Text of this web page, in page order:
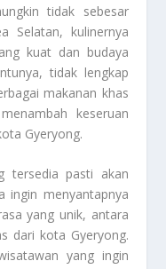
tidak sebesar
Selatan, kulinernya
kuat dan budaya
tidak lengkap
makanan khas
keseruan
Gyeryong.
tersedia pasti akan
ingin menyantapnya
yang unik, antara
dari kota Gyeryong.
yang ingin